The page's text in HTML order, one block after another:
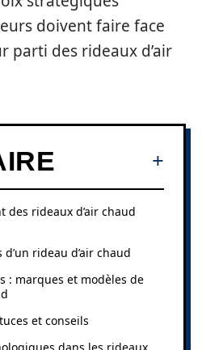
doivent faire face
parti des rideaux d’air
des rideaux d’air chaud
d’un rideau d’air chaud
: marques et modèles de
et conseils
dans les rideaux